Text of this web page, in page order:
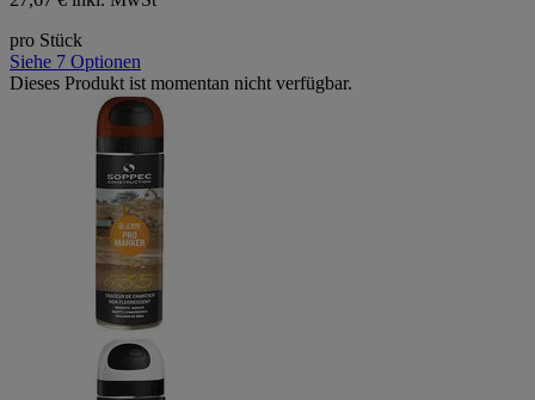
pro Stück
Siehe 7 Optionen
Dieses Produkt ist momentan nicht verfügbar.